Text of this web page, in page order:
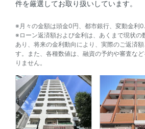
保証会社利用
加入要（当社指定：初期費用は賃料
料は賃料等の１％。その他保証会社条
鍵交換費用 33000円
緊急サポート 詳細要確認
リノベーション
無
件を厳選してお取り扱いしています。
※月々の金額は頭金0円、都市銀行、変動金利
※ローン返済額および金利は、あくまで現状の
あり、将来の金利動向により、実際のご返済
す。また、各種数値は、融資の予約や審査な
りません。